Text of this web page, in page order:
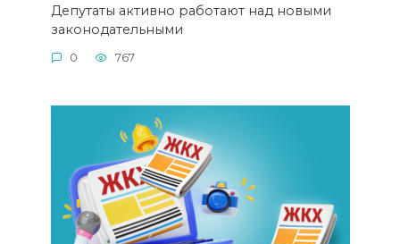
Депутаты активно работают над новыми
законодательными
0 767